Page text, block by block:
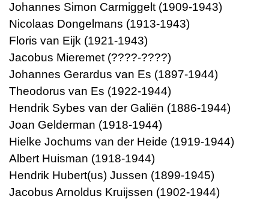
Johannes Simon Carmiggelt (1909-1943)
Nicolaas Dongelmans (1913-1943)
Floris van Eijk (1921-1943)
Jacobus Mieremet (????-????)
Johannes Gerardus van Es (1897-1944)
Theodorus van Es (1922-1944)
Hendrik Sybes van der Galiën (1886-1944)
Joan Gelderman (1918-1944)
Hielke Jochums van der Heide (1919-1944)
Albert Huisman (1918-1944)
Hendrik Hubert(us) Jussen (1899-1945)
Jacobus Arnoldus Kruijssen (1902-1944)